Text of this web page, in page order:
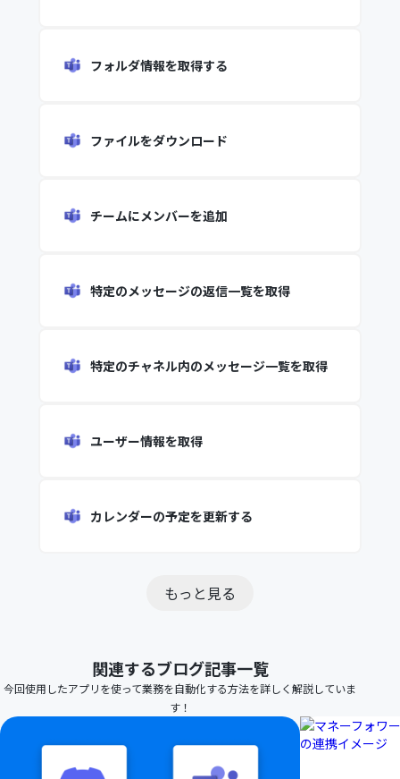
フォルダ情報を取得する
ファイルをダウンロード
チームにメンバーを追加
特定のメッセージの返信一覧を取得
特定のチャネル内のメッセージ一覧を取得
ユーザー情報を取得
カレンダーの予定を更新する
もっと見る
関連するブログ記事一覧
今回使用したアプリを使って業務を自動化する方法を詳しく解説していま
す！